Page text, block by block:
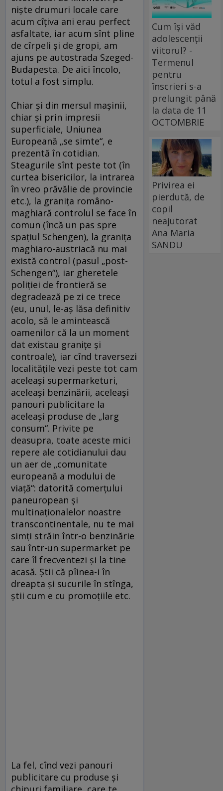
nişte drumuri locale care
acum cîţiva ani erau perfect
asfaltate, iar acum sînt pline
de cîrpeli şi de gropi, am
ajuns pe autostrada Szeged-
Budapesta. De aici încolo,
totul a fost simplu.
Chiar şi din mersul maşinii,
chiar şi prin impresii
superficiale, Uniunea
Europeană „se simte“, e
prezentă în cotidian.
Steagurile sînt peste tot (în
curtea bisericilor, la intrarea
în vreo prăvălie de provincie
etc.), la graniţa româno-
maghiară controlul se face în
comun (încă un pas spre
spaţiul Schengen), la graniţa
maghiaro-austriacă nu mai
există control (pasul „post-
Schengen“), iar gheretele
poliţiei de frontieră se
degradează pe zi ce trece
(eu, unul, le-aş lăsa definitiv
acolo, să le amintească
oamenilor că la un moment
dat existau graniţe şi
controale), iar cînd traversezi
localităţile vezi peste tot cam
aceleaşi supermarketuri,
aceleaşi benzinării, aceleaşi
panouri publicitare la
aceleaşi produse de „larg
consum“. Privite pe
deasupra, toate aceste mici
repere ale cotidianului dau
un aer de „comunitate
europeană a modului de
viaţă“: datorită comerţului
paneuropean şi
multinaţionalelor noastre
transcontinentale, nu te mai
simţi străin într-o benzinărie
sau într-un supermarket pe
care îl frecventezi şi la tine
acasă. Ştii că pîinea-i în
dreapta şi sucurile în stînga,
ştii cum e cu promoţiile etc.
La fel, cînd vezi panouri
publicitare cu produse şi
Cum își văd
adolescenții
viitorul? -
Termenul
pentru
înscrieri s-a
prelungit până
la data de 11
OCTOMBRIE
Privirea ei
pierdută, de
copil
neajutorat
Ana Maria
SANDU